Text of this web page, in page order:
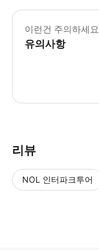
이런건 주의하세요
유의사항
리뷰
NOL 인터파크투어